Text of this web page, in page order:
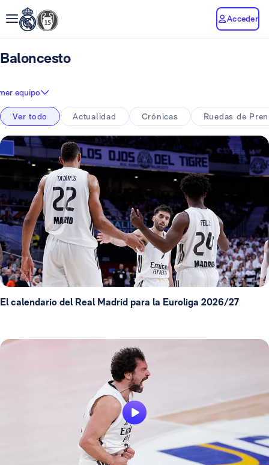
Acceder
Baloncesto
equipo
Ver todo Actualidad Crónicas Ruedas de
El calendario del Real Madrid para la Euroliga 2026/27